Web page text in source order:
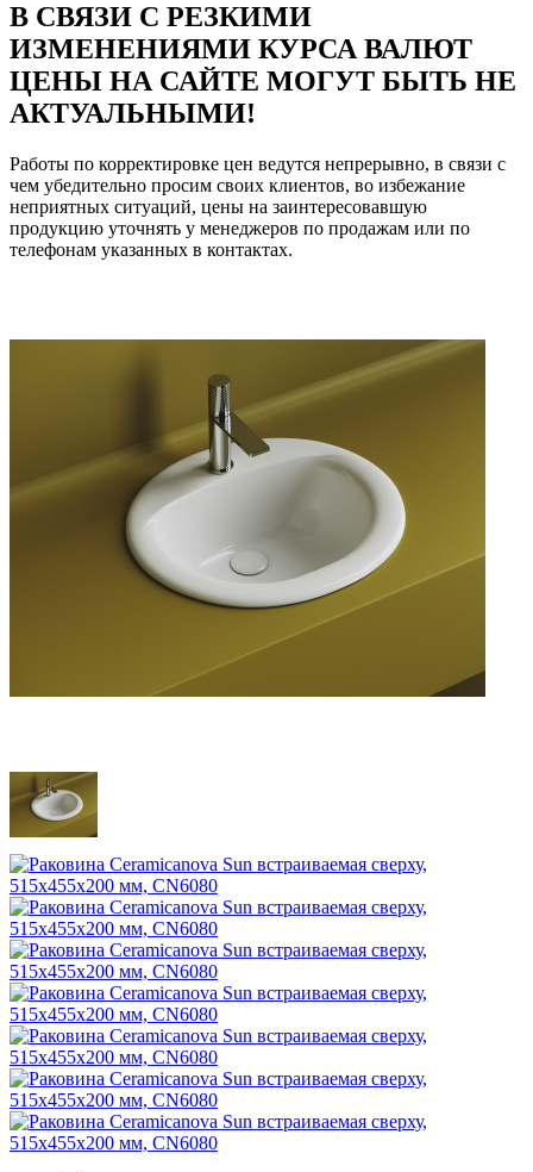
В СВЯЗИ С РЕЗКИМИ
ИЗМЕНЕНИЯМИ КУРСА ВАЛЮТ
ЦЕНЫ НА САЙТЕ МОГУТ БЫТЬ НЕ
АКТУАЛЬНЫМИ!
Работы по корректировке цен ведутся непрерывно, в связи с
чем убедительно просим своих клиентов, во избежание
неприятных ситуаций, цены на заинтересовавшую
продукцию уточнять у менеджеров по продажам или по
телефонам указанных в контактах.